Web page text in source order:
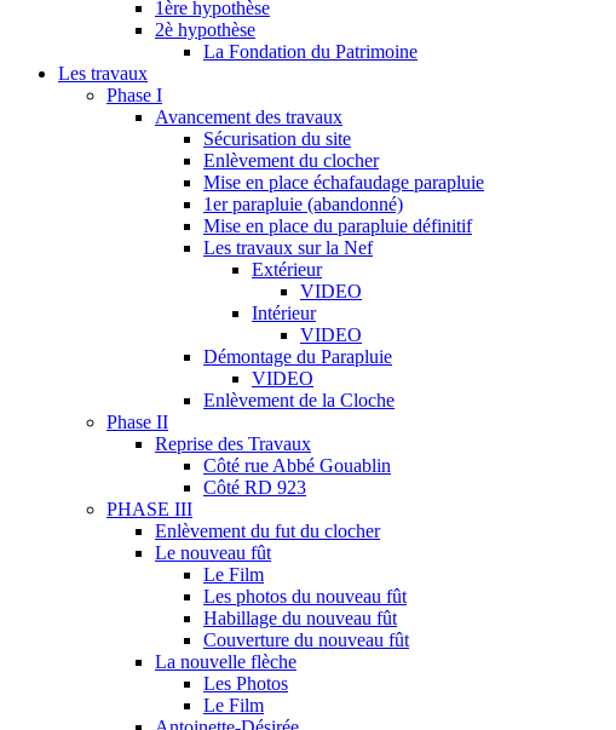
1ère hypothèse
2è hypothèse
La Fondation du Patrimoine
Les travaux
Phase I
Avancement des travaux
Sécurisation du site
Enlèvement du clocher
Mise en place échafaudage parapluie
1er parapluie (abandonné)
Mise en place du parapluie définitif
Les travaux sur la Nef
Extérieur
VIDEO
Intérieur
VIDEO
Démontage du Parapluie
VIDEO
Enlèvement de la Cloche
Phase II
Reprise des Travaux
Côté rue Abbé Gouablin
Côté RD 923
PHASE III
Enlèvement du fut du clocher
Le nouveau fût
Le Film
Les photos du nouveau fût
Habillage du nouveau fût
Couverture du nouveau fût
La nouvelle flèche
Les Photos
Le Film